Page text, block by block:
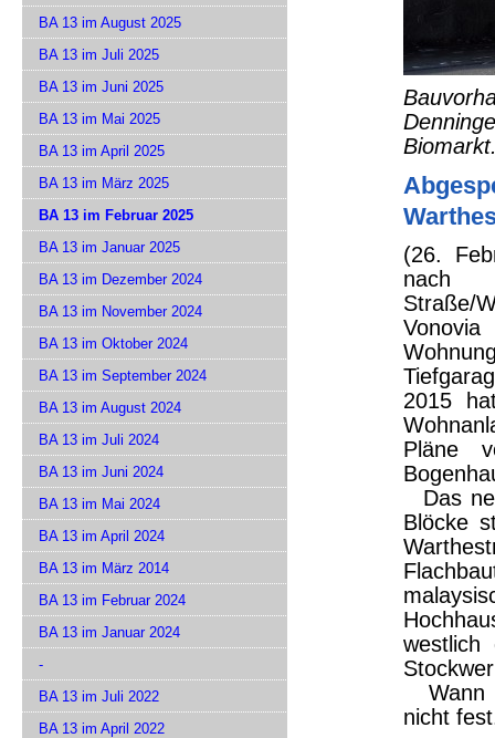
(26.
nach
Straße/
2015
Pläne
Das
Blöcke
Wann
nicht
BA 13 im August 2025
BA 13 im Juli 2025
BA 13 im Juni 2025
BA 13 im Mai 2025
BA 13 im April 2025
BA 13 im März 2025
BA 13 im Februar 2025
BA 13 im Januar 2025
BA 13 im Dezember 2024
BA 13 im November 2024
BA 13 im Oktober 2024
BA 13 im September 2024
BA 13 im August 2024
BA 13 im Juli 2024
BA 13 im Juni 2024
BA 13 im Mai 2024
BA 13 im April 2024
BA 13 im März 2014
BA 13 im Februar 2024
BA 13 im Januar 2024
-
BA 13 im Juli 2022
BA 13 im April 2022